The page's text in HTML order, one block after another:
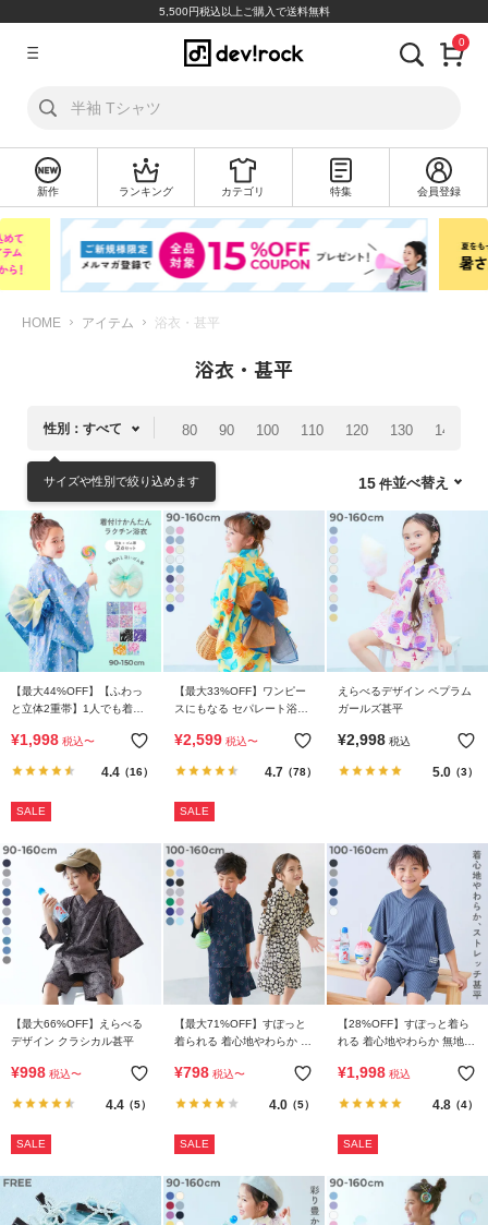
5,500円税込以上ご購入で送料無料
ロ
新
テ
リ
か
ら
探
す
ラ
ン
キ
ン
か
ら
す
す
集
か
探
0
新作 ランキング カテゴリ 特集 会員登録
HOME アイテム 浴衣・甚平
浴衣・甚平
性別：すべて 80 90 100 110 120 130 140
サイズや性別で絞り込めます 並べ替え
15
【最大44%OFF】【ふわっ
と立体2重帯】1人でも着ら
ワンピース型浴衣
¥1,998 税込〜
4.4（16）
SALE
【最大33%OFF】ワンピー
スにもなる セパレート浴衣
¥2,599 税込〜
4.7（78）
SALE
えらべるデザイン ペプラム
ガールズ甚平
¥2,998 税込
5.0（3）
【最大66%OFF】えらべる
デザイン クラシカル甚平
¥998 税込〜
4.4（5）
SALE
【最大71%OFF】すぽっと
着られる 着心地やわらか 総
¥798 税込〜
4.0（5）
SALE
【28%OFF】すぽっと着ら
れる 着心地やわらか 無地
¥1,998 税込
4.8（4）
SALE